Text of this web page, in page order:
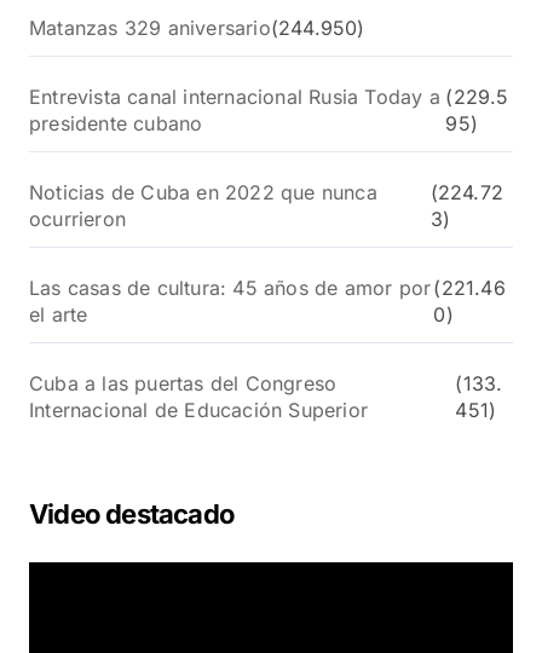
Matanzas 329 aniversario(244.950)
Entrevista canal internacional Rusia Today a
presidente cubano
(229.5
95)
Noticias de Cuba en 2022 que nunca
ocurrieron
(224.72
3)
Las casas de cultura: 45 años de amor por
el arte
(221.46
0)
Cuba a las puertas del Congreso
Internacional de Educación Superior
(133.
451)
Video destacado